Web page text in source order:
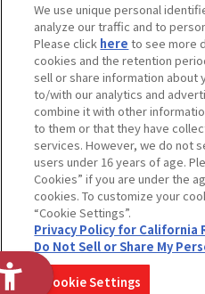
採用情報
サステナビリティ
お問い合わせ
ウェブサイトご利用条件 ソーシャルメ
個人情報及び特定個人情報等の取り扱
Do Not Sell or Share My Personal
カスタマーハラスメントに対する基本
コピーライ
We use unique personal
analyze our traffic and to
Please click here to see more
cookies and the retention
sell or share information about
to/with our analytics and
combine it with other
to them or that they have
services. However, we do not
users under 16 years of age.
Cookies” if you are under the
cookies. To customize your
“Cookie Settings”.
Privacy Policy for California
Do Not Sell or Share My
Cookie Settings